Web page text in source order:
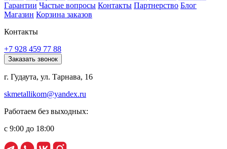
Гарантии Частые вопросы Контакты Партнерство Блог
Магазин Корзина заказов
Контакты
+7 928 459 77 88
Заказать звонок
г. Гудаута, ул. Тарнава, 16
skmetallikom@yandex.ru
Работаем без выходных:
с 9:00 до 18:00